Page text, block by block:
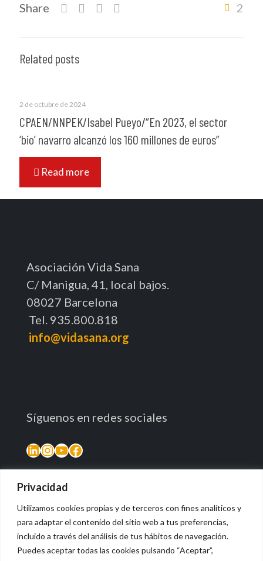
Privacidad
Utilizamos cookies propias y de terceros con fines analíticos y
para adaptar el contenido del sitio web a tus preferencias,
incluido a través del análisis de tus hábitos de navegación.
Puedes aceptar todas las cookies pulsando “Aceptar”,
Share 2
Related posts
2 de octubre de 2024
CPAEN/NNPEK/Isabel Pueyo/“En 2023, el sector
‘bio’ navarro alcanzó los 160 millones de euros”
Read more
Asociación Vida Sana
C/ Manigua, 41, local bajos.
08027 Barcelona
Tel. 935.800.818
info@vidasana.org
Síguenos en redes sociales
LinkedIn
Instagram
YouTube
Facebook